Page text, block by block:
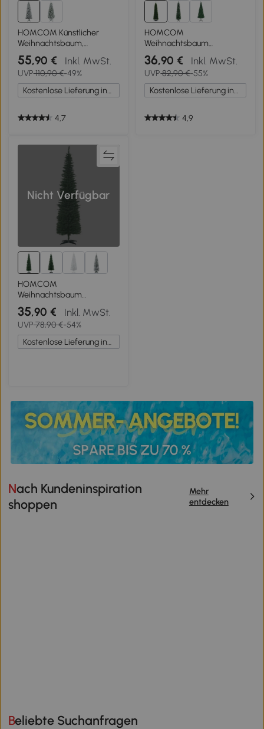
HOMCOM Künstlicher
Weihnachtsbaum,
flammenhemmend, mit
Kunstschnee, schlank,
Stahlfuß, 75 x 210 cm, Grün
55,90 € Inkl. MwSt.
UVP110,90 €-49%
Kostenlose Lieferung innerhalb Deutschlands
4,7
HOMCOM
Weihnachtsbaum
künstliche Künstliche Tanne
Christbaum, inkl Ständer
Weihnachtsstern 2,1 m,
Grün
36,90 € Inkl. MwSt.
UVP82,90 €-55%
Kostenlose Lieferung innerhalb Deutschlands
4,9
Nicht Verfügbar
HOMCOM
Weihnachtsbaum
künstliche Künstliche Tanne
Christbaum, inkl Ständer
Weihnachtsstern 2,1 m,
Grün
35,90 € Inkl. MwSt.
UVP78,90 €-54%
Kostenlose Lieferung innerhalb Deutschlands
Nach Kundeninspiration
shoppen
Mehr
entdecken
Beliebte Suchanfragen